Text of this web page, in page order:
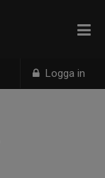
Logga in